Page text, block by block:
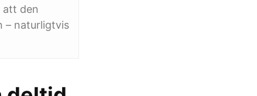
att den
– naturligtvis